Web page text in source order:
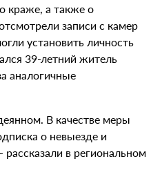
краже, а также о
записи с камер
установить личность
39-летний житель
аналогичные
В качестве меры
о невыезде и
в региональном